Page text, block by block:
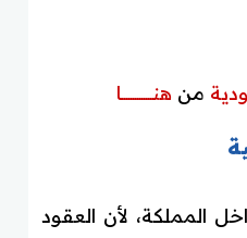
من هنــــــــــــــا
المملكة، لأن العقود